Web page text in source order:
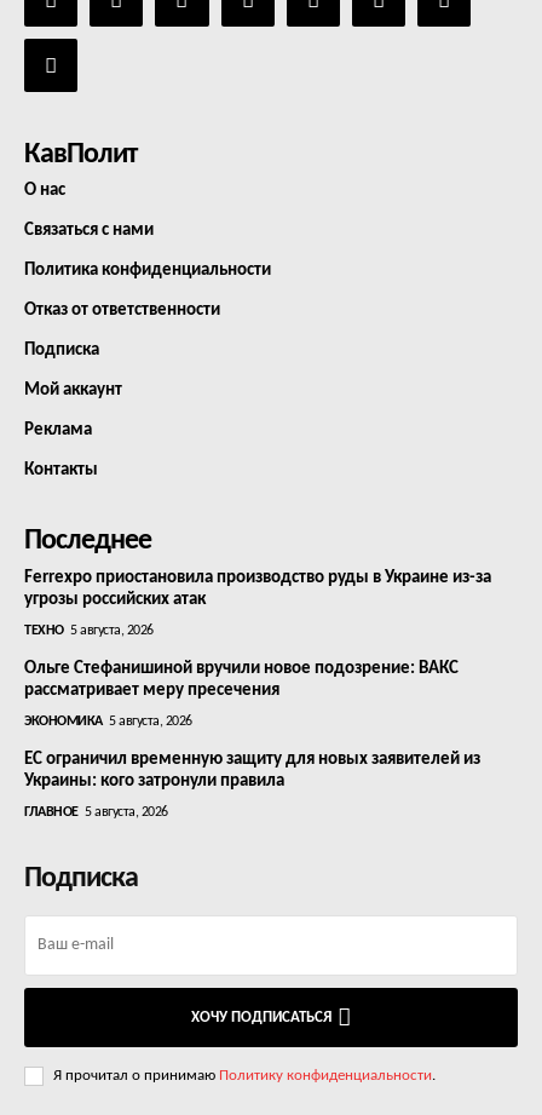
КавПолит
О нас
Связаться с нами
Политика конфиденциальности
Отказ от ответственности
Подписка
Мой аккаунт
Реклама
Контакты
Последнее
Ferrexpo приостановила производство руды в Украине из-за
угрозы российских атак
ТЕХНО 5 августа, 2026
Ольге Стефанишиной вручили новое подозрение: ВАКС
рассматривает меру пресечения
ЭКОНОМИКА 5 августа, 2026
ЕС ограничил временную защиту для новых заявителей из
Украины: кого затронули правила
ГЛАВНОЕ 5 августа, 2026
Подписка
ХОЧУ ПОДПИСАТЬСЯ
Я прочитал о принимаю Политику конфиденциальности.